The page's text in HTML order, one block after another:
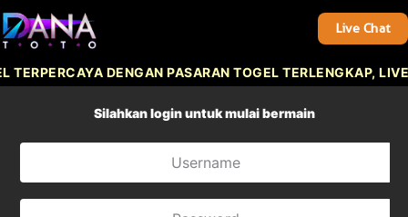
Live Chat
DENGAN PASARAN TOGEL TERLENGKAP, LIVE
Silahkan login untuk mulai bermain